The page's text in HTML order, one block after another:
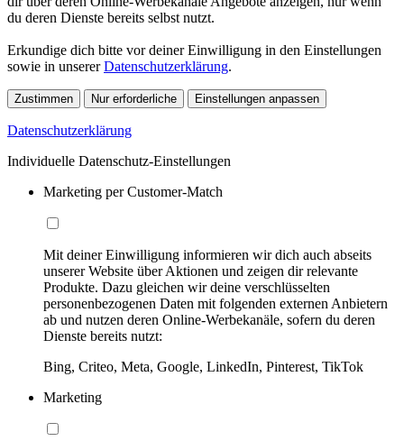
du deren Dienste bereits selbst nutzt.
Erkundige dich bitte vor deiner Einwilligung in den Einstellungen
sowie in unsererDatenschutzerklärung.
Zustimmen Nur erforderliche Einstellungen anpassen
Datenschutzerklärung
Individuelle Datenschutz-Einstellungen
Marketing per Customer-Match
Mit deiner Einwilligung informieren wir dich auch abseits
unserer Website über Aktionen und zeigen dir relevante
Produkte. Dazu gleichen wir deine verschlüsselten
personenbezogenen Daten mit folgenden externen Anbietern
ab und nutzen deren Online-Werbekanäle, sofern du deren
Dienste bereits nutzt:
Bing, Criteo, Meta, Google, LinkedIn, Pinterest, TikTok
Marketing